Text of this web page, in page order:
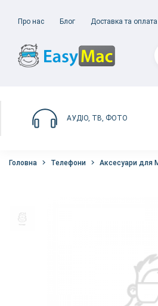
Про нас Блог Доставка та оплата
АУДІО, ТВ, ФОТО
Головна Телефони Аксесуари для